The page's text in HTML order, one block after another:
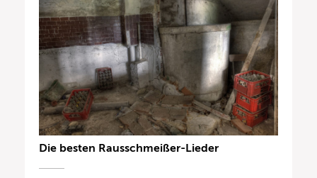
Die besten Rausschmeißer-Lieder